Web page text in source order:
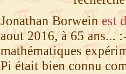
Jonathan Borwein est
aout 2016, à 65 ans...
mathématiques
Pi était bien connu